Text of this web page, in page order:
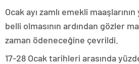
Ocak ayı zamlı emekli
belli olmasının ardından gözler
zaman ödeneceğine çevrildi.
17-28 Ocak tarihleri arasında